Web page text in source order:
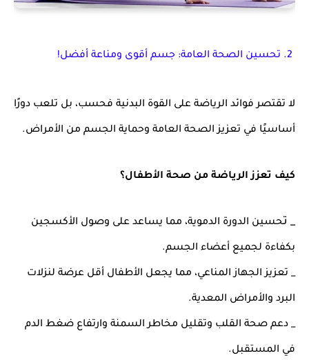
لا تقتصر فوائد الرياضة على القوة البدنية فحسب، بل تلعب دورًا
أساسيًا في تعزيز الصحة العامة وحماية الجسم من الأمراض.
كيف تعزز الرياضة من صحة الأطفال؟
_ تحسين الدورة الدموية، مما يساعد على وصول الأكسجين
بكفاءة لجميع أعضاء الجسم.
_ تعزيز الجهاز المناعي، مما يجعل الأطفال أقل عرضة لنزلات
البرد والأمراض المعدية.
_ دعم صحة القلب وتقليل مخاطر السمنة وارتفاع ضغط الدم
في المستقبل.